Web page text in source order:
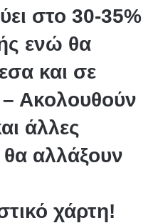
στο 30-35%
ενώ θα
και σε
– Ακολουθούν
άλλες
αλλάξουν
χάρτη!